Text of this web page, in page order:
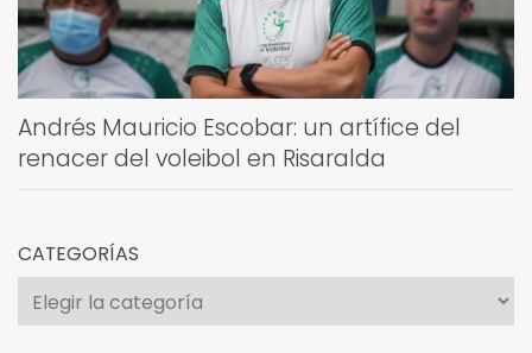
Andrés Mauricio Escobar: un artífice del
renacer del voleibol en Risaralda
CATEGORÍAS
Categorías